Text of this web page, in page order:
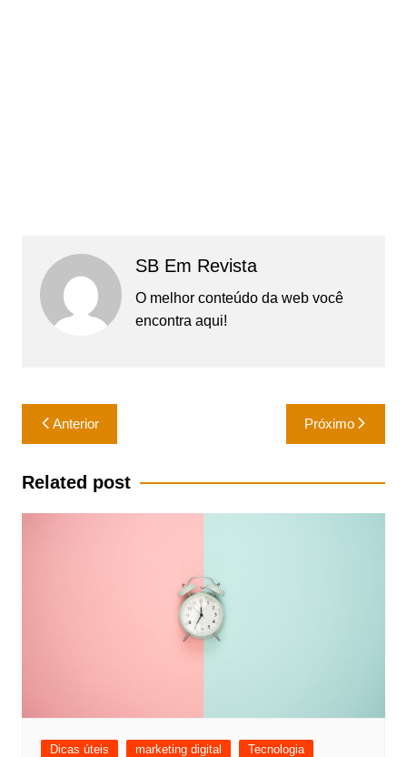
SB Em Revista
O melhor conteúdo da web você
encontra aqui!
Navegação
de
Post
Anterior Próximo
Related post
Dicas úteis marketing digital Tecnologia